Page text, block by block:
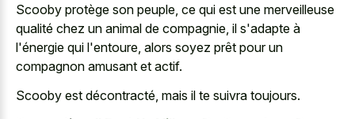
Scooby protège son peuple, ce qui est une merveilleuse
qualité chez un animal de compagnie, il s'adapte à
l'énergie qui l'entoure, alors soyez prêt pour un
compagnon amusant et actif.
Scooby est décontracté, mais il te suivra toujours.